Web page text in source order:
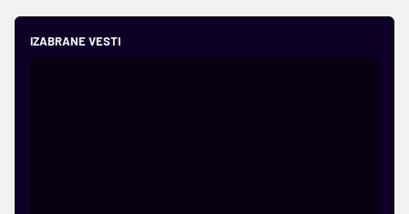
IZABRANE VESTI